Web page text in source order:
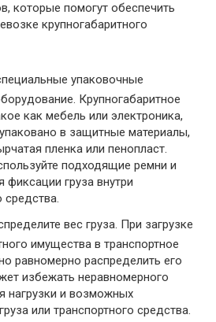
которые помогут обеспечить
крупногабаритного
упаковочные
Крупногабаритное
как мебель или электроника,
в защитные материалы,
пленка или пенопласт.
подходящие ремни и
фиксации груза внутри
средства.
вес груза. При загрузке
имущества в транспортное
равномерно распределить его
избежать неравномерного
нагрузки и возможных
или транспортного средства.